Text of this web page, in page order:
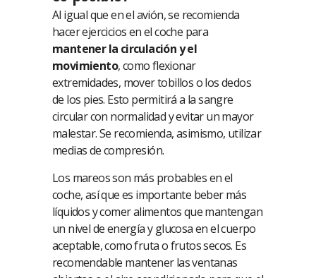
Al igual que en el avión, se recomienda
hacer ejercicios en el coche para
mantener la circulación y el
movimiento, como flexionar
extremidades, mover tobillos o los dedos
de los pies. Esto permitirá a la sangre
circular con normalidad y evitar un mayor
malestar. Se recomienda, asimismo, utilizar
medias de compresión.
Los mareos son más probables en el
coche, así que es importante beber más
líquidos y comer alimentos que mantengan
un nivel de energía y glucosa en el cuerpo
aceptable, como fruta o frutos secos. Es
recomendable mantener las ventanas